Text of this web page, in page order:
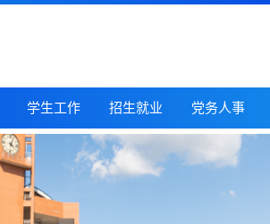
学生工作 招生就业 党务人事